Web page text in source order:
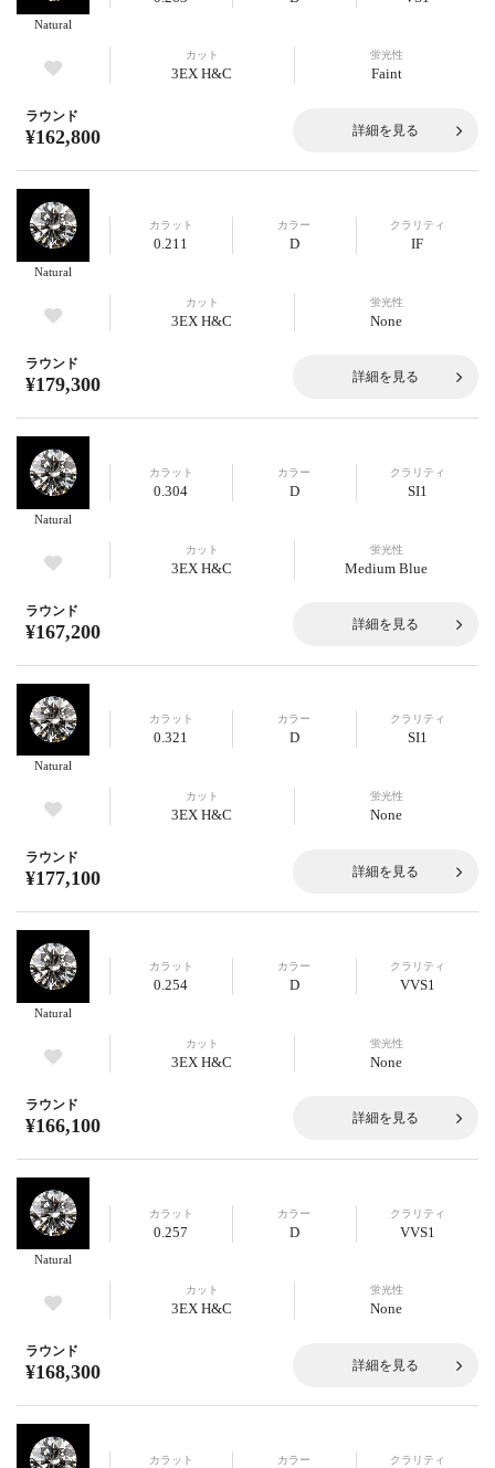
Natural
カット
3EX H&C
蛍光性
Faint
ラウンド
¥162,800 詳細を見る
Natural
カラット
0.211
カラー
D
クラリティ
IF
カット
3EX H&C
蛍光性
None
ラウンド
¥179,300 詳細を見る
Natural
カラット
0.304
カラー
D
クラリティ
SI1
カット
3EX H&C
蛍光性
Medium Blue
ラウンド
¥167,200 詳細を見る
Natural
カラット
0.321
カラー
D
クラリティ
SI1
カット
3EX H&C
蛍光性
None
ラウンド
¥177,100 詳細を見る
Natural
カラット
0.254
カラー
D
クラリティ
VVS1
カット
3EX H&C
蛍光性
None
ラウンド
¥166,100 詳細を見る
Natural
カラット
0.257
カラー
D
クラリティ
VVS1
カット
3EX H&C
蛍光性
None
ラウンド
¥168,300 詳細を見る
カラット カラー クラリティ